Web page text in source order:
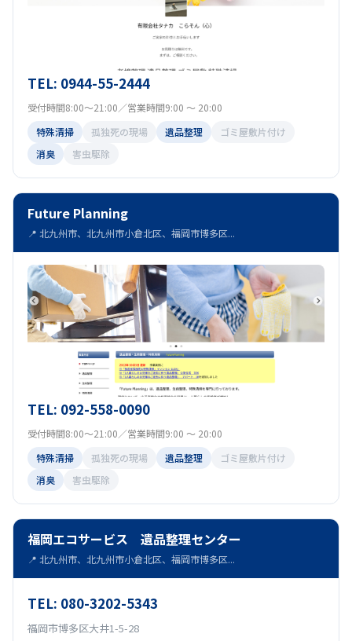
TEL: 0944-55-2444
受付時間8:00～21:00／営業時間9:00 ～ 20:00
特殊清掃
孤独死の現場 遺品整理
ゴミ屋敷片付け
消臭
害虫駆除
Future Planning
📍 北九州市、北九州市小倉北区、福岡市博多区...
TEL: 092-558-0090
受付時間8:00～21:00／営業時間9:00 ～ 20:00
特殊清掃
孤独死の現場 遺品整理
ゴミ屋敷片付け
消臭
害虫駆除
福岡エコサービス 遺品整理センター
📍 北九州市、北九州市小倉北区、福岡市博多区...
TEL: 080-3202-5343
福岡市博多区大井1-5-28